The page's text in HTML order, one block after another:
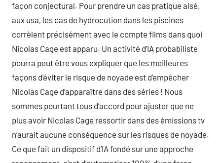
façon conjectural. Pour prendre un cas pratique aisé,
aux usa, les cas de hydrocution dans les piscines
corrèlent précisément avec le compte films dans quoi
Nicolas Cage est apparu. Un activité d’IA probabiliste
pourra peut être vous expliquer que les meilleures
façons d’éviter le risque de noyade est d’empêcher
Nicolas Cage d’apparaître dans des séries ! Nous
sommes pourtant tous d’accord pour ajuster que ne
plus avoir Nicolas Cage ressortir dans des émissions tv
n’aurait aucune conséquence sur les risques de noyade.
Ce que fait un dispositif d’IA fondé sur une approche